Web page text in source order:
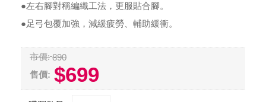
●左右腳對稱編織工法，更服貼合腳。
●足弓包覆加強，減緩疲勞、輔助緩衝。
市價: 890
售價: $699